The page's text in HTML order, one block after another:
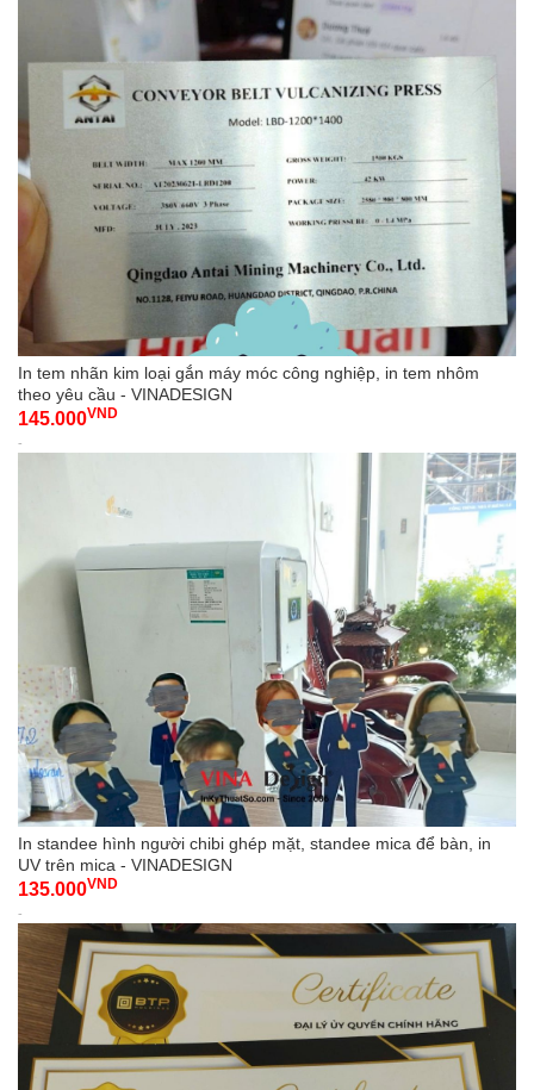
In tem nhãn kim loại gắn máy móc công nghiệp, in tem nhôm
theo yêu cầu - VINADESIGN
145.000VND
-
In standee hình người chibi ghép mặt, standee mica để bàn, in
UV trên mica - VINADESIGN
135.000VND
-